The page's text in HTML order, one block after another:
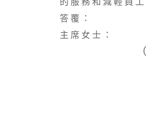
答 覆 ：
主 席 女 士 ：